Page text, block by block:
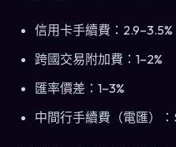
信用卡手續費：2.9–3.5%
跨國交易附加費：1–2%
匯率價差：1–3%
中間行手續費（電匯）